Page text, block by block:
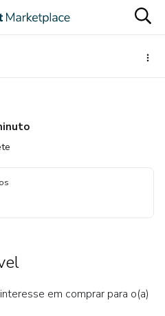
em comprar para o(a)